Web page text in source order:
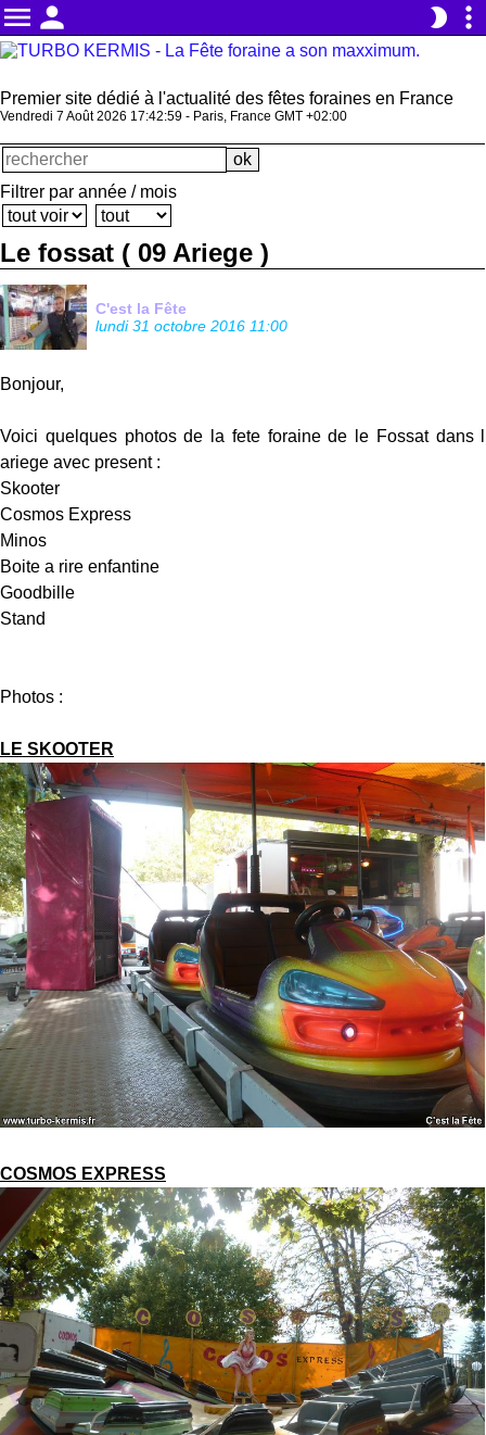
menu person brightness_2 more_vert
Premier site dédié à l'actualité des fêtes foraines en France
Vendredi 7 Août 2026 17:43:00 - Paris, France GMT +02:00
Filtrer par année / mois
Le fossat ( 09 Ariege )
C'est la Fête
lundi 31 octobre 2016 11:00
Bonjour,
Voici quelques photos de la fete foraine de le Fossat dans l
ariege avec present :
Skooter
Cosmos Express
Minos
Boite a rire enfantine
Goodbille
Stand
Photos :
LE SKOOTER
COSMOS EXPRESS